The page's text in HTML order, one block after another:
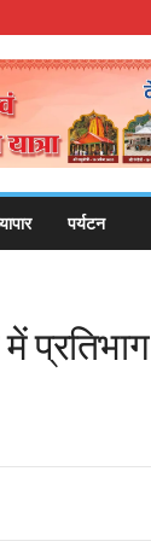
पर्यटन
प्रतिभाग